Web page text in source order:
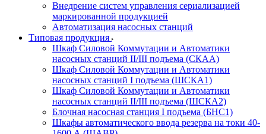
Внедрение систем управления сериализацией
маркированной продукцией
Автоматизация насосных станций
Типовая продукция
Шкаф Силовой Коммутации и Автоматики
насосных станций II/III подъема (СКАА)
Шкаф Силовой Коммутации и Автоматики
насосных станций I подъема (ШСКА1)
Шкаф Силовой Коммутации и Автоматики
насосных станций II/III подъема (ШСКА2)
Блочная насосная станция I подъема (БНС1)
Шкафы автоматического ввода резерва на токи 40-